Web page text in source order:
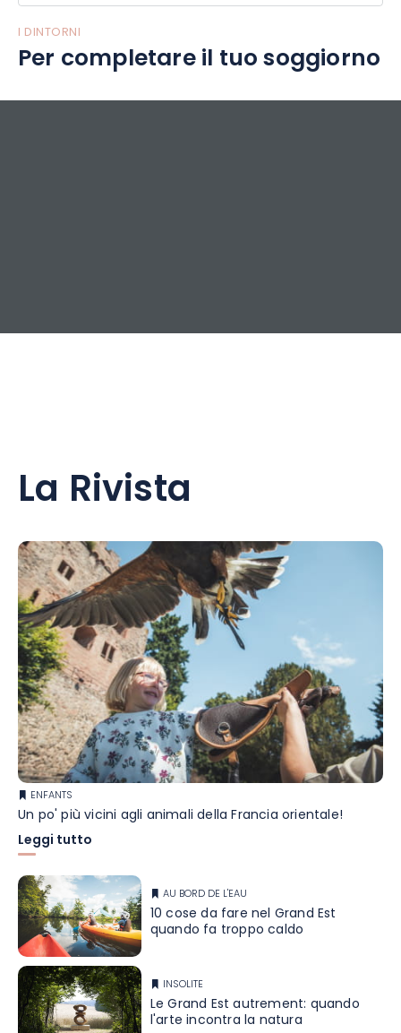
I DINTORNI
Per completare il tuo soggiorno
La Rivista
ENFANTS
Un po' più vicini agli animali della Francia orientale!
Leggi tutto
AU BORD DE L'EAU
10 cose da fare nel Grand Est
quando fa troppo caldo
INSOLITE
Le Grand Est autrement: quando
l'arte incontra la natura